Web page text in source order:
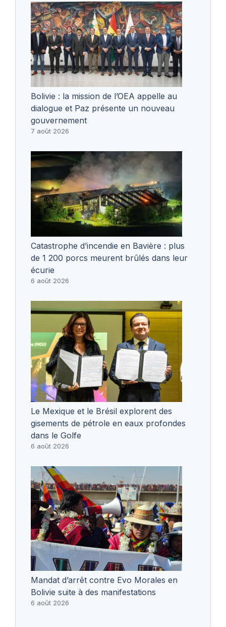
Bolivie : la mission de l’OEA appelle au
dialogue et Paz présente un nouveau
gouvernement
7 août 2026
Catastrophe d’incendie en Bavière : plus
de 1 200 porcs meurent brûlés dans leur
écurie
6 août 2026
Le Mexique et le Brésil explorent des
gisements de pétrole en eaux profondes
dans le Golfe
6 août 2026
Mandat d’arrêt contre Evo Morales en
Bolivie suite à des manifestations
6 août 2026